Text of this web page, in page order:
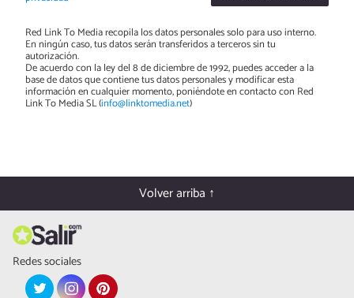
Red Link To Media recopila los datos personales solo para uso interno.
En ningún caso, tus datos serán transferidos a terceros sin tu
autorización.
De acuerdo con la ley del 8 de diciembre de 1992, puedes acceder a la
base de datos que contiene tus datos personales y modificar esta
información en cualquier momento, poniéndote en contacto con Red
Link To Media SL (info@linktomedia.net)
Volver arriba ↑
Redes sociales